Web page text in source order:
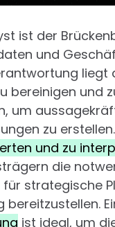
ist der
und
liegt
bereinigen und
um
zu
und zu
die
strategische
bereitzustellen.
ist ideal, um